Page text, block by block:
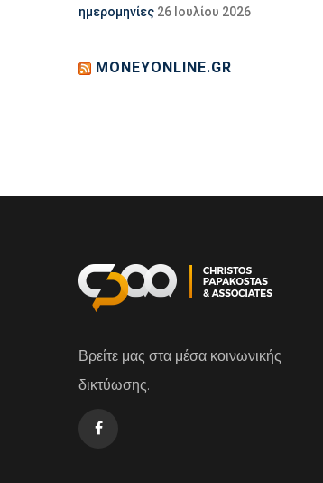
ημερομηνίες 26 Ιουλίου 2026
MONEYONLINE.GR
Βρείτε μας στα μέσα κοινωνικής
δικτύωσης.